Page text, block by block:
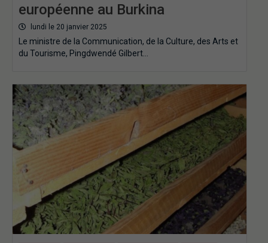
européenne au Burkina
lundi le 20 janvier 2025
Le ministre de la Communication, de la Culture, des Arts et
du Tourisme, Pingdwendé Gilbert…